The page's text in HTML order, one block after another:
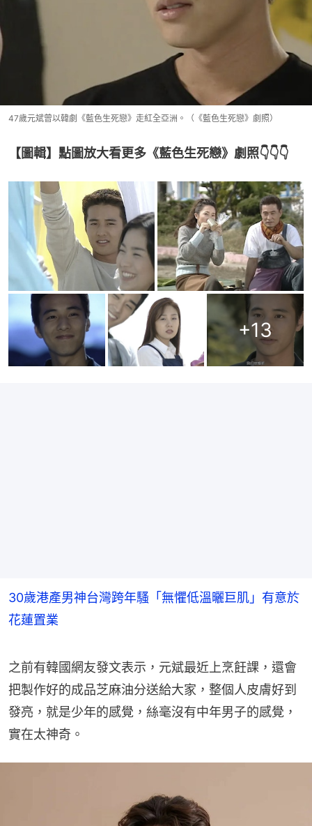
47歲元斌曾以韓劇《藍色生死戀》走紅全亞洲。（《藍色生死戀》劇照）
【圖輯】點圖放大看更多《藍色生死戀》劇照👇👇👇
+13
30歲港產男神台灣跨年騷「無懼低溫曬巨肌」有意於
花蓮置業
之前有韓國網友發文表示，元斌最近上烹飪課，還會
把製作好的成品芝麻油分送給大家，整個人皮膚好到
發亮，就是少年的感覺，絲毫沒有中年男子的感覺，
實在太神奇。